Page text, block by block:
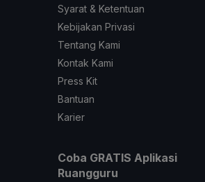
Syarat & Ketentuan
Kebijakan Privasi
Tentang Kami
Kontak Kami
Press Kit
Bantuan
Karier
Coba GRATIS Aplikasi
Ruangguru